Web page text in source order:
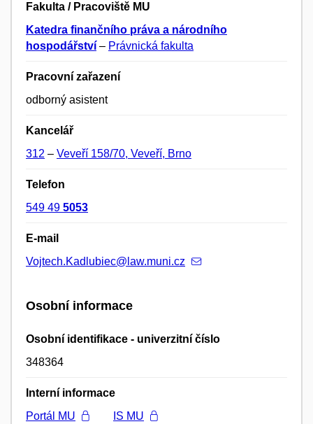
Fakulta / Pracoviště MU
Katedra finančního práva a národního
hospodářství – Právnická fakulta
Pracovní zařazení
odborný asistent
Kancelář
312 – Veveří 158/70, Veveří, Brno
Telefon
549 49 5053
E-mail
Vojtech.Kadlubiec@law.muni.cz
Osobní informace
Osobní identifikace - univerzitní číslo
348364
Interní informace
Portál MU
IS MU